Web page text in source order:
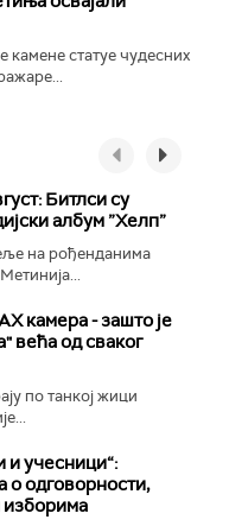
статуе чудесних
Битлси су
албум ”Хелп”
на рођенданима
камера - зашто је
већа од сваког
по танкој жици
учесници“:
о одговорности,
изборима